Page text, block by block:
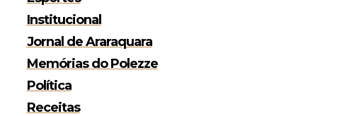
Institucional
Jornal de Araraquara
Memórias do Polezze
Política
Receitas